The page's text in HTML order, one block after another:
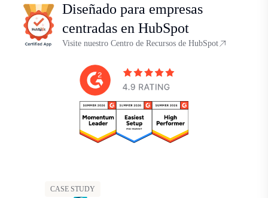
Diseñado para empresas
centradas en HubSpot
Visite nuestro Centro de Recursos de HubSpot
CASE STUDY